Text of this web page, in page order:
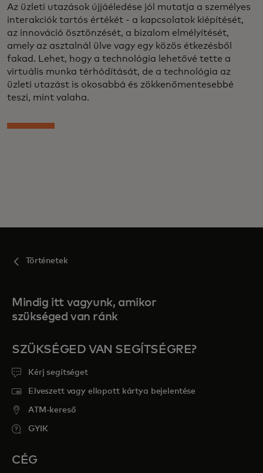
Az üzleti utazások újjáéledése jól mutatja a személyes
interakciók tartós értékét - a kapcsolatok kiépítését,
az innováció ösztönzését, a bizalom elmélyítését,
amely az asztalnál ülve vagy egy közös étkezésből
fakad. Lehet, hogy a technológia lehetővé tette a
virtuális munka térhódítását, de a technológia az
üzleti utazást is okosabbá és zökkenőmentesebbé
teszi, mint valaha.
Történetek
Mindig itt vagyunk, amikor
szükséged van ránk
SZÜKSÉGED VAN SEGÍTSÉGRE?
Kérj segítséget
Elveszett vagy ellopott kártya bejelentése
ATM-kereső
GYIK
CÉG